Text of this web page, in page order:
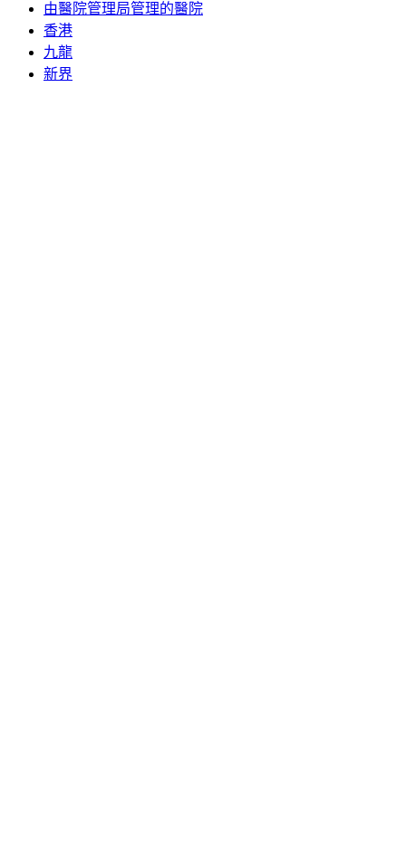
由醫院管理局管理的醫院
香港
九龍
新界